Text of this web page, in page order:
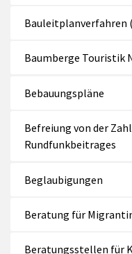
Bauleitplanverfahren
Baumberge Touristik
Bebauungspläne
Befreiung von der
Rundfunkbeitrages
Beglaubigungen
Beratung für
Beratungsstellen für